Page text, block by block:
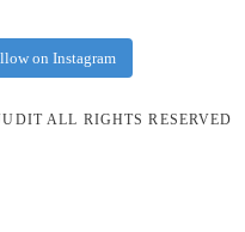
on Instagram
ALL RIGHTS RESERVED